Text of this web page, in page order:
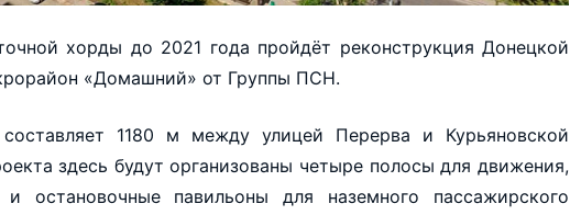
хорды до 2021 года пройдёт реконструкция Донецкой
«Домашний» от Группы ПСН.
1180 м между улицей Перерва и Курьяновской
здесь будут организованы четыре полосы для движения,
остановочные павильоны для наземного пассажирского